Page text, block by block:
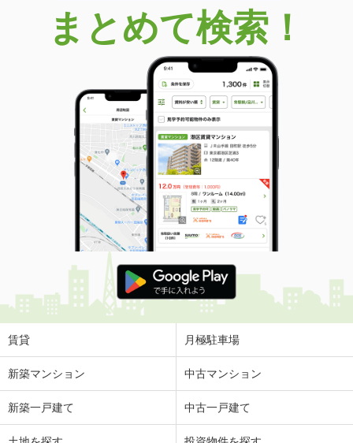
まとめて検索！
賃貸 月極駐車場
新築マンション 中古マンション
新築一戸建て 中古一戸建て